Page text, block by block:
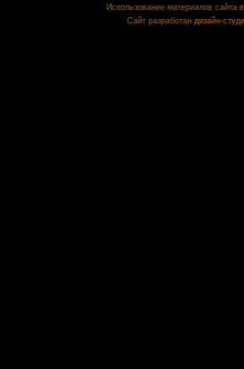
Использование материалов сайта
Сайт разработан дизайн-